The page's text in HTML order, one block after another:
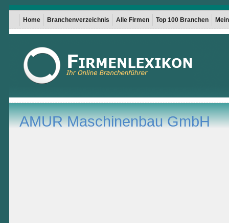
Home Branchenverzeichnis Alle Firmen Top 100 Branchen
AMUR Maschinenbau GmbH